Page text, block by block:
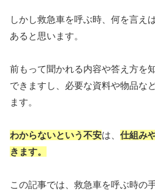
しかし救急車を呼ぶ時、何を言え
あると思います。
前もって聞かれる内容や答え方を
できますし、必要な資料や物品な
ます。
わからないという不安は、 仕組み
きます。
この記事では、救急車を呼ぶ時の